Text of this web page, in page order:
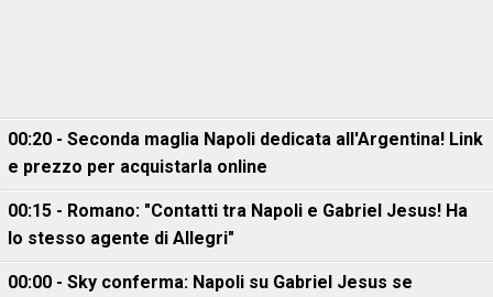
00:20 - Seconda maglia Napoli dedicata all'Argentina! Link
e prezzo per acquistarla online
00:15 - Romano: "Contatti tra Napoli e Gabriel Jesus! Ha
lo stesso agente di Allegri"
00:00 - Sky conferma: Napoli su Gabriel Jesus se